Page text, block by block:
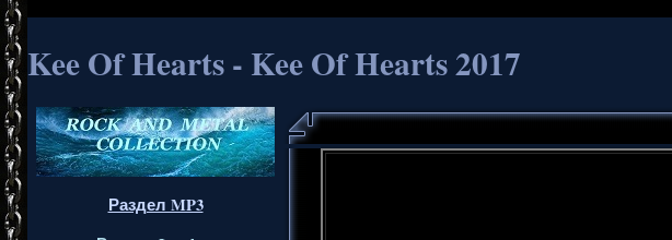
Kee Of Hearts - Kee Of Hearts 2017
Раздел MP3